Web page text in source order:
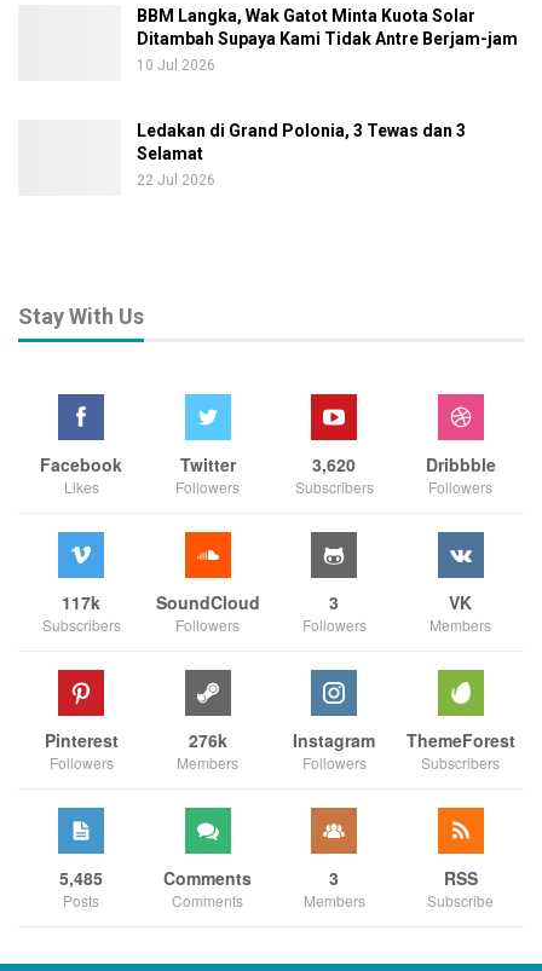
BBM Langka, Wak Gatot Minta Kuota Solar
Ditambah Supaya Kami Tidak Antre Berjam-jam
10 Jul 2026
Ledakan di Grand Polonia, 3 Tewas dan 3
Selamat
22 Jul 2026
Stay With Us
Facebook
Likes
Twitter
Followers
3,620
Subscribers
Dribbble
Followers
117k
Subscribers
SoundCloud
Followers
3
Followers
VK
Members
Pinterest
Followers
276k
Members
Instagram
Followers
ThemeForest
Subscribers
5,485
Posts
Comments
Comments
3
Members
RSS
Subscribe